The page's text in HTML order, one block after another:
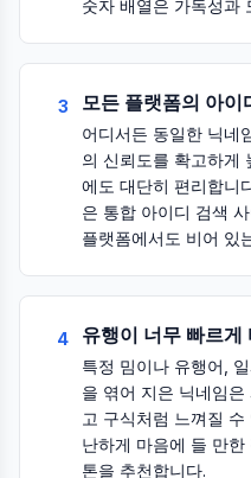
숫자 배열은 가독성과
3 모든 플랫폼의 아이
어디서든 동일한 닉네
의 신뢰도를 확고하게
에도 대단히 편리합니
은 통합 아이디 검색
플랫폼에서도 비어 있
4 유행이 너무 빠르게
특정 밈이나 유행어,
을 엮어 지은 닉네임
고 구식처럼 느껴질
난하게 마음에 들 만
톤을 추천합니다.